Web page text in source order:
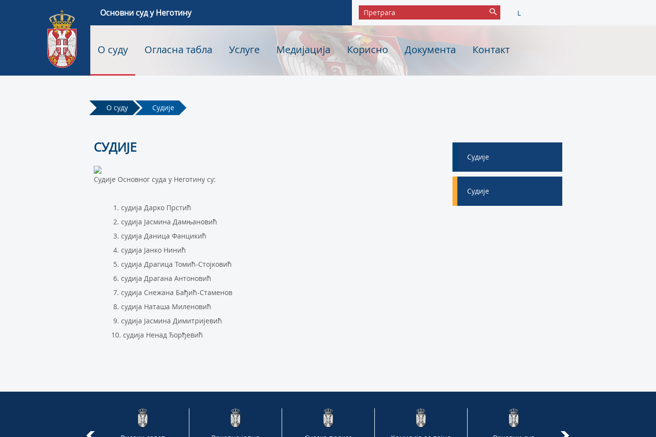
Основни суд у Неготину L
О суду Огласна табла Услуге Медијација Корисно Документа Контакт
О суду Судије
Судије
Судије
СУДИЈЕ
Судије Основног суда у Неготину су:
1. судија Дарко Прстић
2. судија Јасмина Дамњановић
3. судија Даница Фанцикић
4. судија Јанко Нинић
5. судија Драгица Томић-Стојковић
6. судија Драгана Антоновић
7. судија Снежана Бађић-Стаменов
8. судија Наташа Миленовић
9. судија Јасмина Димитријевић
10. судија Ненад Ђорђевић